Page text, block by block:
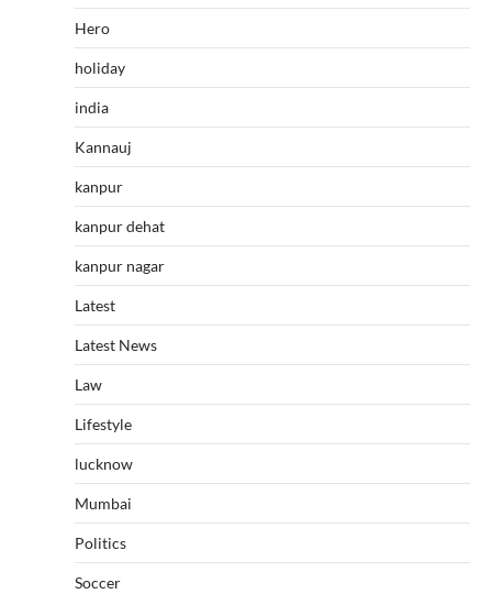
Hero
holiday
india
Kannauj
kanpur
kanpur dehat
kanpur nagar
Latest
Latest News
Law
Lifestyle
lucknow
Mumbai
Politics
Soccer